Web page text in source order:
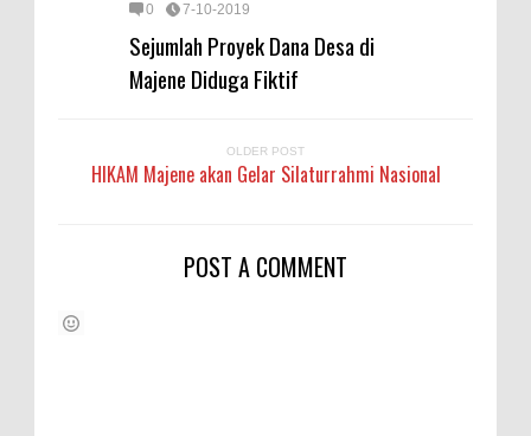
0 7-10-2019
Sejumlah Proyek Dana Desa di
Majene Diduga Fiktif
OLDER POST
HIKAM Majene akan Gelar Silaturrahmi Nasional
POST A COMMENT